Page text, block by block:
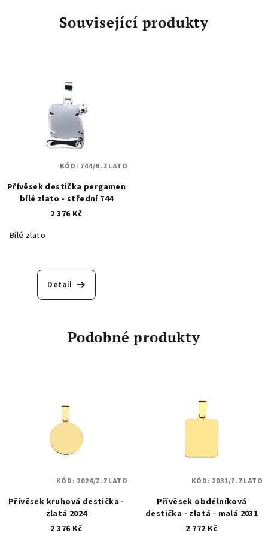
Související produkty
Přívěsek destička pergamen
bílé zlato - střední 744
2 376 Kč
Bílé zlato
Detail
KÓD: 744/B.ZLATO
Podobné produkty
Přívěsek kruhová destička -
zlatá 2024
2 376 Kč
KÓD: 2024/Z.ZLATO
Přívěsek obdélníková
destička - zlatá - malá 2031
2 772 Kč
KÓD: 2031/Z.ZLATO